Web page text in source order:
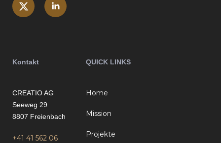
Kontakt
CREATIO AG
Seeweg 29
8807 Freienbach
+41 41 562 06
QUICK LINKS
Home
Mission
Projekte